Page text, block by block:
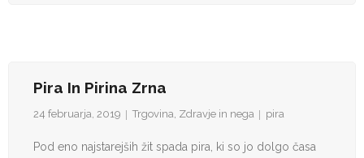
Pira In Pirina Zrna
24 februarja, 2019 Trgovina Zdravje in nega pira
Pod eno najstarejših žit spada pira, ki so jo dolgo časa